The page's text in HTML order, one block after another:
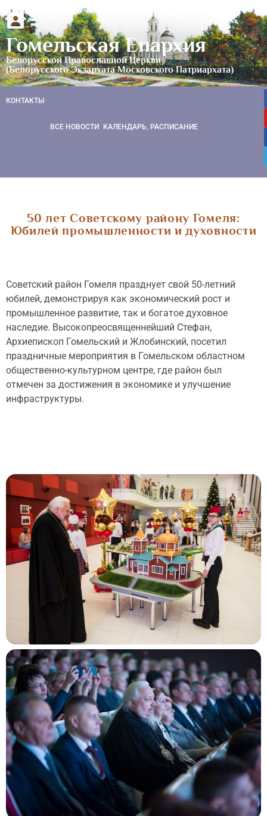
Гомельская Епархия
Белорусской Православной Церкви
(Белорусского Экзархата Московского Патриархата)
КОНТАКТЫ
ВСЕ НОВОСТИ КАЛЕНДАРЬ, РАСПИСАНИЕ
50 лет Советскому району Гомеля:
Юбилей промышленности и духовности
Советский район Гомеля празднует свой 50-летний
юбилей, демонстрируя как экономический рост и
промышленное развитие, так и богатое духовное
наследие. Высокопреосвященнейший Стефан,
Архиепископ Гомельский и Жлобинский, посетил
праздничные мероприятия в Гомельском областном
общественно-культурном центре, где район был
отмечен за достижения в экономике и улучшение
инфраструктуры.